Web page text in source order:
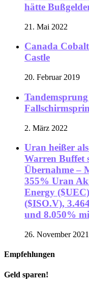
hätte
21. Mai 2022
Canada
Castle
20. Februar 2019
2. März 2022
Uran heißer
Warren Buffet
Übernahme –
355% Uran
Energy
($ISO.V),
und 8.050%
26. November 2021
Empfehlungen
Geld sparen!